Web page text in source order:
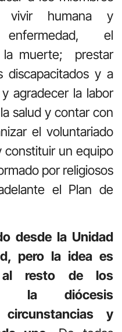
humana y
el
la muerte; prestar
y a
agradecer la labor
salud y contar con
el voluntariado
constituir un equipo
por religiosos
el Plan de
desde la Unidad
pero la idea es
resto de los
la diócesis
y